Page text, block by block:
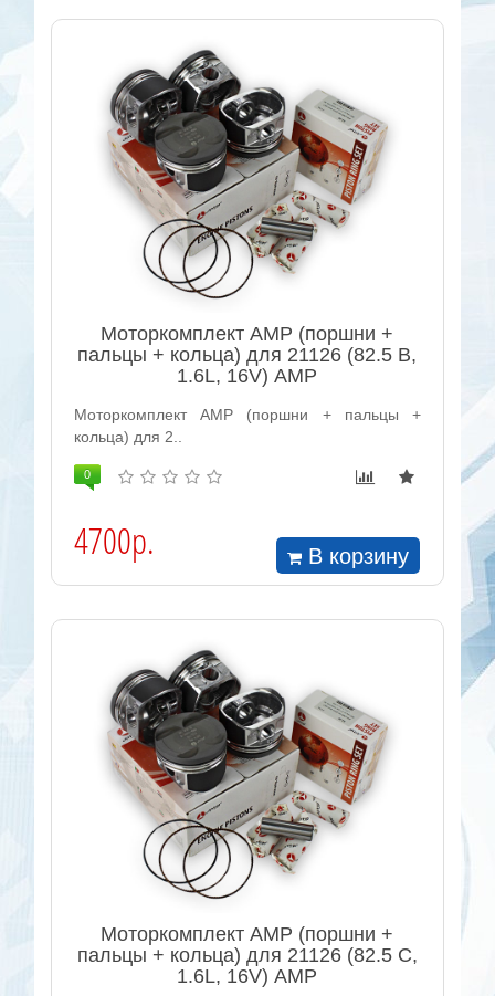
Моторкомплект AMP (поршни +
пальцы + кольца) для 21126 (82.5 В,
1.6L, 16V) AMP
Моторкомплект AMP (поршни + пальцы +
кольца) для 2..
0
4700р. В корзину
Моторкомплект AMP (поршни +
пальцы + кольца) для 21126 (82.5 С,
1.6L, 16V) AMP